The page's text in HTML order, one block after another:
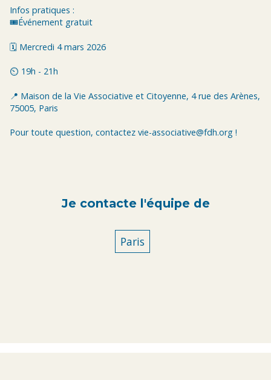
Infos pratiques :
🎟️Événement gratuit
🗓️ Mercredi 4 mars 2026
⏲️ 19h - 21h
📍 Maison de la Vie Associative et Citoyenne, 4 rue des Arènes,
75005, Paris
Pour toute question, contactez vie-associative@fdh.org !
Je contacte l'équipe de
Paris